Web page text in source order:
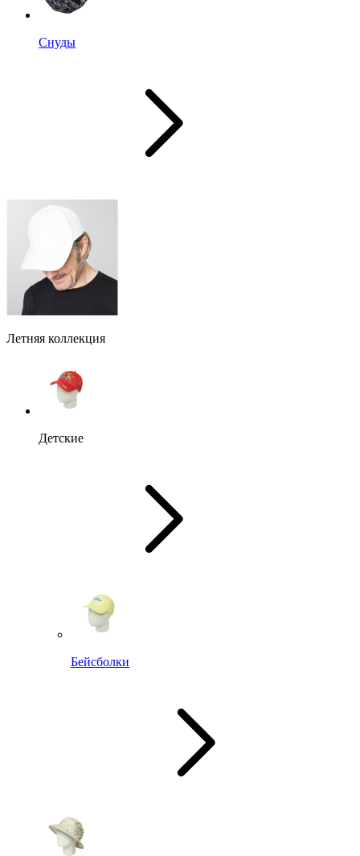
Снуды
Летняя коллекция
Детские
Бейсболки